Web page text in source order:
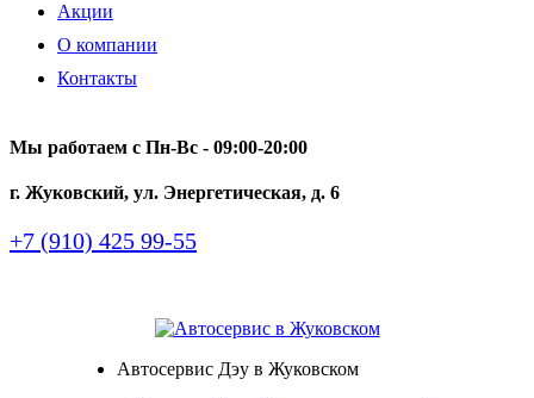
Акции
О компании
Контакты
Мы работаем с Пн-Вc - 09:00-20:00
г. Жуковский, ул. Энергетическая, д. 6
+7 (910) 425 99-55
Автосервис Дэу в Жуковском